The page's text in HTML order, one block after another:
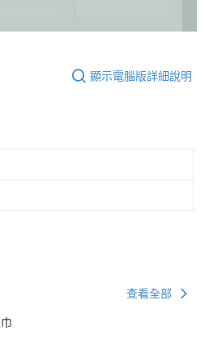
顯示電腦版詳細說明
查看全部